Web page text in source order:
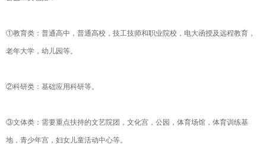
①教育类：普通高中，普通高校，技工技师和职业院校，电大函授及远程教育，
老年大学，幼儿园等。
②科研类：基础应用科研等。
③文体类：需要重点扶持的文艺院团，文化宫，公园，体育场馆，体育训练基
地，青少年宫，妇女儿童活动中心等。